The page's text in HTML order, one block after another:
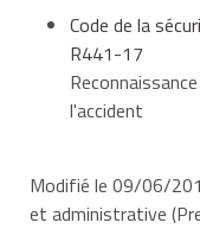
les actes
Cette feuille est
remplie, vous
vous en délivre
Code de la
R441-17
l'accident
Modifié le 09/06/
et administrative